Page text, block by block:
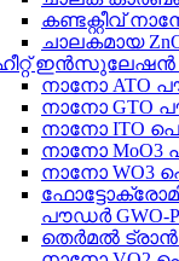
കണ്ടക്റ്റീവ്
ചാലകമായ
നാനോ ATO
നാനോ GTO
നാനോ ITO
നാനോ MoO3
നാനോ WO3
പൗഡർ GWO-
തെർമൽ